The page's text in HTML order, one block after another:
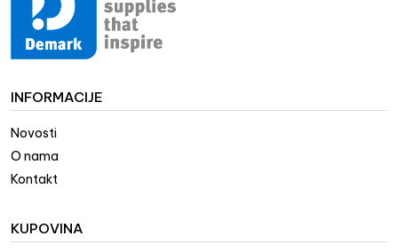
INFORMACIJE
Novosti
O nama
Kontakt
KUPOVINA